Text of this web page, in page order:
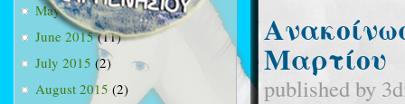
May 2015(13)
June 2015(11)
July 2015 (2)
August 2015 (2)
Μαρτίου
published by